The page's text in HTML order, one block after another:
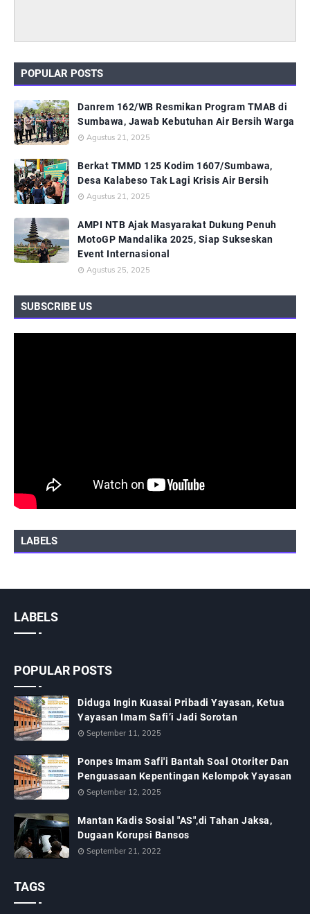
POPULAR POSTS
Danrem 162/WB Resmikan Program TMAB di
Sumbawa, Jawab Kebutuhan Air Bersih Warga
Agustus 21, 2025
Berkat TMMD 125 Kodim 1607/Sumbawa,
Desa Kalabeso Tak Lagi Krisis Air Bersih
Agustus 21, 2025
AMPI NTB Ajak Masyarakat Dukung Penuh
MotoGP Mandalika 2025, Siap Sukseskan
Event Internasional
Agustus 25, 2025
SUBSCRIBE US
LABELS
LABELS
POPULAR POSTS
Diduga Ingin Kuasai Pribadi Yayasan, Ketua
Yayasan Imam Safi’i Jadi Sorotan
September 11, 2025
Ponpes Imam Safi'i Bantah Soal Otoriter Dan
Penguasaan Kepentingan Kelompok Yayasan
September 12, 2025
Mantan Kadis Sosial "AS",di Tahan Jaksa,
Dugaan Korupsi Bansos
September 21, 2022
TAGS